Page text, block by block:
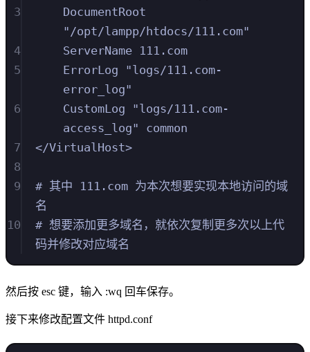
3
DocumentRoot
"/opt/lampp/htdocs/111.com"
4
ServerName 111.com
5
ErrorLog "logs/111.com-
error_log"
6
CustomLog "logs/111.com-
access_log" common
7
</VirtualHost>
8
9
# 其中 111.com 为本次想要实现本地访问的域
名
10
# 想要添加更多域名，就依次复制更多次以上代
码并修改对应域名
然后按 esc 键，输入 :wq 回车保存。
接下来修改配置文件 httpd.conf